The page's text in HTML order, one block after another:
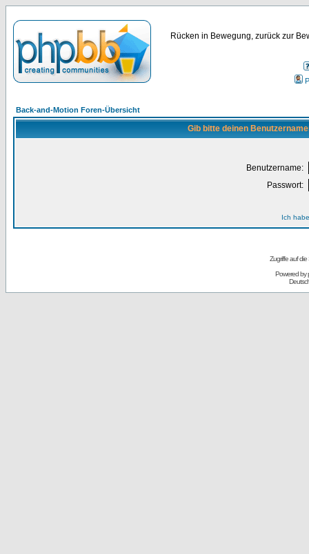
Rücken in Bewegung, zurück zur
Back-and-Motion Foren-Übersicht
Gib bitte deinen
Benutzername:
Passwort:
Ich
Zugriffe auf
Powered by